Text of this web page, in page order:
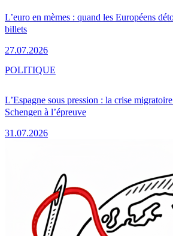
L’euro en mèmes : quand les Européens
billets
27.07.2026
L’Espagne sous pression : la crise
Schengen à l’épreuve
31.07.2026
POLITIQUE